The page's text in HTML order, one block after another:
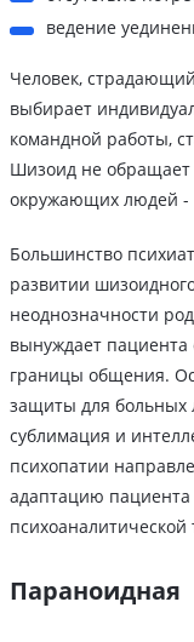
ведение
Человек,
выбирает
командной работы,
Шизоид не обращает
окружающих людей -
Большинство
развитии
неоднозначности
вынуждает
границы общения.
защиты для больных
сублимация и
психопатии
адаптацию
психоаналитической
Параноидная